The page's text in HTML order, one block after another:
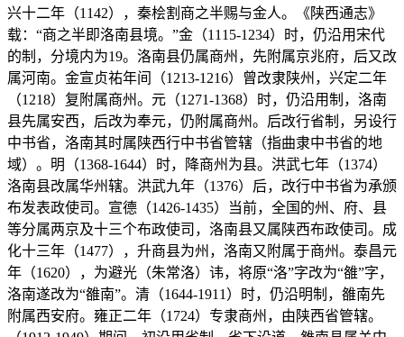
兴十二年（1142），秦桧割商之半赐与金人。《陕西通志》
载：“商之半即洛南县境。”金（1115-1234）时，仍沿用宋代
的制，分境内为19。洛南县仍属商州，先附属京兆府，后又改
属河南。金宣贞祐年间（1213-1216）曾改隶陕州，兴定二年
（1218）复附属商州。元（1271-1368）时，仍沿用制，洛南
县先属安西，后改为奉元，仍附属商州。后改行省制，另设行
中书省，洛南其时属陕西行中书省管辖（指曲隶中书省的地
域）。明（1368-1644）时，降商州为县。洪武七年（1374）
洛南县改属华州辖。洪武九年（1376）后，改行中书省为承颁
布发表政使司。宣德（1426-1435）当前，全国的州、府、县
等分属两京及十三个布政使司，洛南县又属陕西布政使司。成
化十三年（1477），升商县为州，洛南又附属于商州。泰昌元
年（1620），为避光（朱常洛）讳，将原“洛”字改为“雒”字，
洛南遂改为“雒南”。清（1644-1911）时，仍沿明制，雒南先
附属西安府。雍正二年（1724）专隶商州，由陕西省管辖。